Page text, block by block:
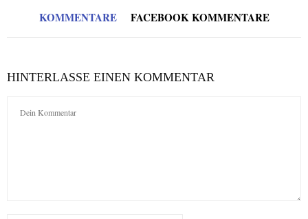
KOMMENTARE FACEBOOK KOMMENTARE
HINTERLASSE EINEN KOMMENTAR